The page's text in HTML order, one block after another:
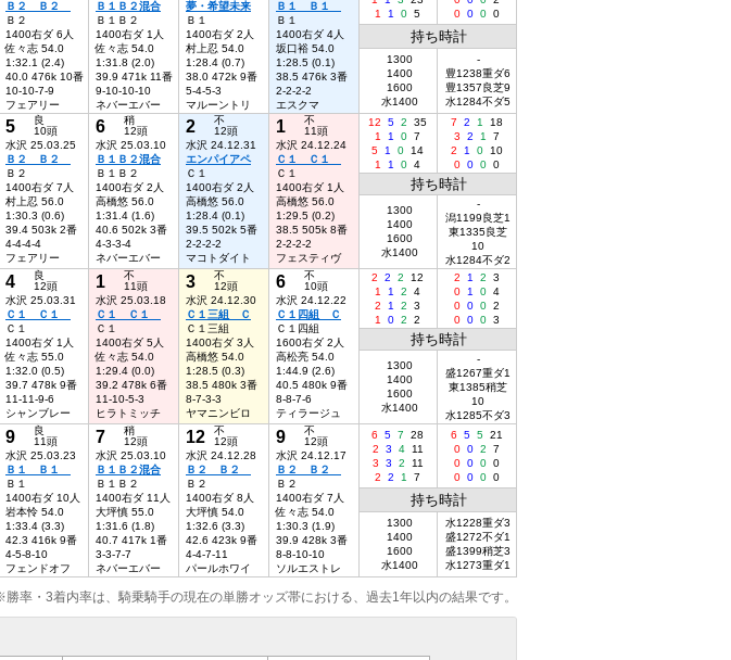
Ｂ２ Ｂ２
Ｂ２
1400右ダ 6人
佐々志 54.0
1:32.1 (2.4)
40.0 476k 10番
10-10-7-9
フェアリー
Ｂ１Ｂ２混合
Ｂ１Ｂ２
1400右ダ 1人
佐々志 54.0
1:31.8 (2.0)
39.9 471k 11番
9-10-10-10
ネバーエバー
夢・希望未来
Ｂ１
1400右ダ 2人
村上忍 54.0
1:28.4 (0.7)
38.0 472k 9番
5-4-5-3
マルーントリ
Ｂ１ Ｂ１
Ｂ１
1400右ダ 4人
坂口裕 54.0
1:28.5 (0.1)
38.5 476k 3番
2-2-2-2
エスクマ
1
1 0 5
0 0 0 0
持ち時計
1300
1400
1600
水1400
-
豊1238重ダ6
豊1357良芝9
水1284不ダ5
5
良
10頭
水沢 25.03.25
Ｂ２ Ｂ２
Ｂ２
1400右ダ 7人
村上忍 56.0
1:30.3 (0.6)
39.4 503k 2番
4-4-4-4
フェアリー
6
稍
12頭
水沢 25.03.10
Ｂ１Ｂ２混合
Ｂ１Ｂ２
1400右ダ 2人
高橋悠 56.0
1:31.4 (1.6)
40.6 502k 3番
4-3-3-4
ネバーエバー
2
不
12頭
水沢 24.12.31
エンパイアペ
Ｃ１
1400右ダ 2人
高橋悠 56.0
1:28.4 (0.1)
39.5 502k 5番
2-2-2-2
マコトダイト
1
不
11頭
水沢 24.12.24
Ｃ１ Ｃ１
Ｃ１
1400右ダ 1人
高橋悠 56.0
1:29.5 (0.2)
38.5 505k 8番
2-2-2-2
フェスティヴ
12 5 2
35
1
1 0 7
5
1 0
14
1
1 0 4
7 2 1
18
3
2 1
7
2
1 0
10
0 0 0 0
持ち時計
1300
1400
1600
水1400
-
潟1199良芝1
東1335良芝
10
水1284不ダ2
4
良
12頭
水沢 25.03.31
Ｃ１ Ｃ１
Ｃ１
1400右ダ 1人
佐々志 55.0
1:32.0 (0.5)
39.7 478k 9番
11-11-9-6
シャンブレー
1
不
11頭
水沢 25.03.18
Ｃ１ Ｃ１
Ｃ１
1400右ダ 5人
佐々志 54.0
1:29.4 (0.0)
39.2 478k 6番
11-10-5-3
ヒラトミッチ
3
不
12頭
水沢 24.12.30
Ｃ１三組 Ｃ
Ｃ１三組
1400右ダ 3人
高橋悠 54.0
1:28.5 (0.3)
38.5 480k 3番
8-7-3-3
ヤマニンビロ
6
不
10頭
水沢 24.12.22
Ｃ１四組 Ｃ
Ｃ１四組
1600右ダ 2人
高松亮 54.0
1:44.9 (2.6)
40.5 480k 9番
8-8-7-6
ティラージュ
2 2 2
12
1
1 2
4
2
1 2
3
1
0 2 2
2 1 2
3
0
1 0 4
0 0 0 2
0 0 0 3
持ち時計
1300
1400
1600
水1400
-
盛1267重ダ1
東1385稍芝
10
水1285不ダ3
9
良
11頭
水沢 25.03.23
Ｂ１ Ｂ１
Ｂ１
1400右ダ 10人
岩本怜 54.0
1:33.4 (3.3)
42.3 416k 9番
4-5-8-10
フェンドオフ
7
稍
12頭
水沢 25.03.10
Ｂ１Ｂ２混合
Ｂ１Ｂ２
1400右ダ 11人
大坪慎 55.0
1:31.6 (1.8)
40.7 417k 1番
3-3-7-7
ネバーエバー
12
不
12頭
水沢 24.12.28
Ｂ２ Ｂ２
Ｂ２
1400右ダ 8人
大坪慎 54.0
1:32.6 (3.3)
42.6 423k 9番
4-4-7-11
パールホワイ
9
不
12頭
水沢 24.12.17
Ｂ２ Ｂ２
Ｂ２
1400右ダ 7人
佐々志 54.0
1:30.3 (1.9)
39.9 428k 3番
8-8-10-10
ソルエストレ
6 5 7
28
2
3 4
11
3
3 2
11
2
2 1 7
6 5 5 21
0 0 2
7
0 0 0 0
0 0 0 0
持ち時計
1300
1400
1600
水1400
水1228重ダ3
盛1272不ダ1
盛1399稍芝3
水1273重ダ1
率・3着内率は、騎乗騎手の現在の単勝オッズ帯における、過去1年以内の結果です。